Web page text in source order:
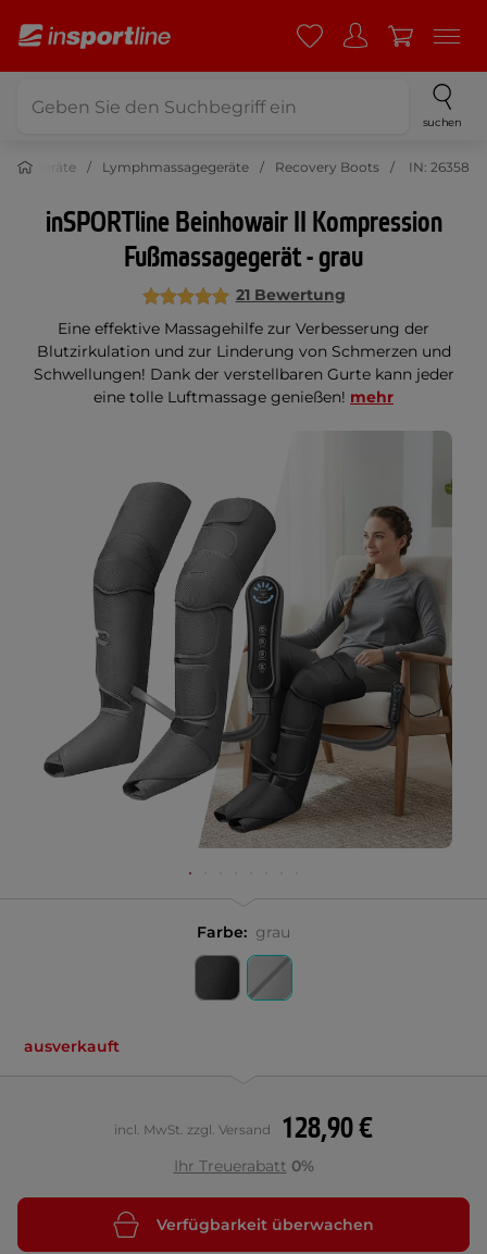
suchen
Kleingeräte Lymphmassagegeräte Recovery Boots IN: 26358
inSPORTline Beinhowair II Kompression
Fußmassagegerät - grau
21 Bewertung
Eine effektive Massagehilfe zur Verbesserung der
Blutzirkulation und zur Linderung von Schmerzen und
Schwellungen! Dank der verstellbaren Gurte kann jeder
eine tolle Luftmassage genießen! mehr
Farbe: grau
ausverkauft
128,90 €
incl. MwSt. zzgl. Versand
Ihr Treuerabatt 0%
Verfügbarkeit überwachen